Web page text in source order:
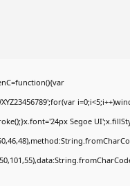
Segoe